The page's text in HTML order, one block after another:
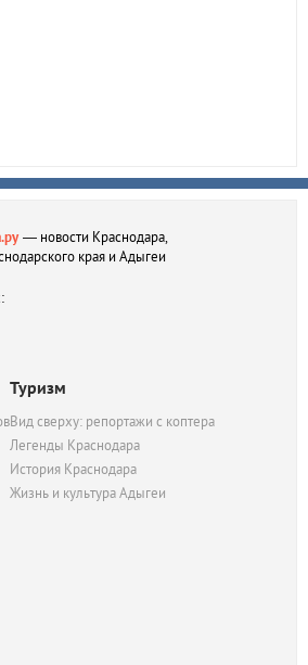
— новости Краснодара,
края и Адыгеи
Туризм
Вид сверху: репортажи с коптера
Легенды Краснодара
История Краснодара
Жизнь и культура Адыгеи